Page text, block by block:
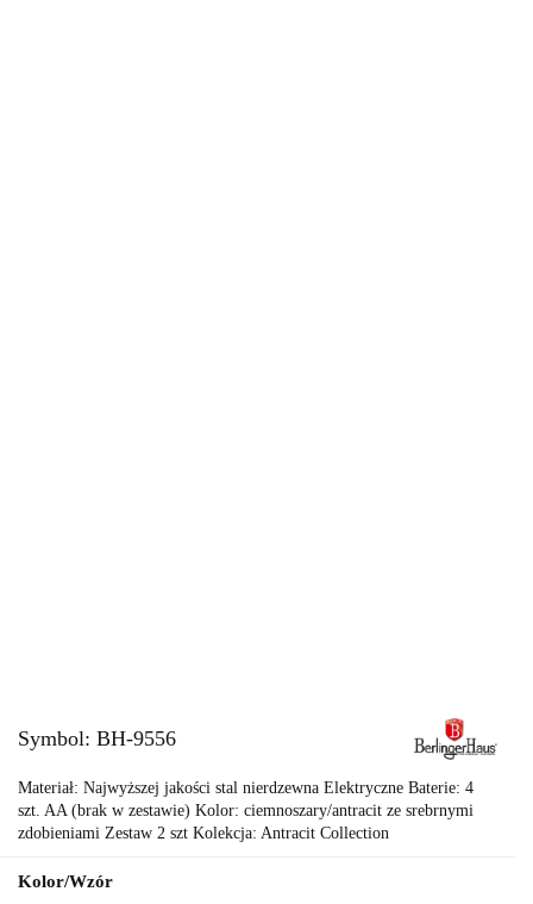
Symbol: BH-9556
Materiał: Najwyższej jakości stal nierdzewna Elektryczne Baterie: 4
szt. AA (brak w zestawie) Kolor: ciemnoszary/antracit ze srebrnymi
zdobieniami Zestaw 2 szt Kolekcja: Antracit Collection
Kolor/Wzór